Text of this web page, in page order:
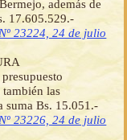
además de
17.605.529.-
23224, 24 de julio
las
suma Bs. 15.051.-
23226, 24 de julio